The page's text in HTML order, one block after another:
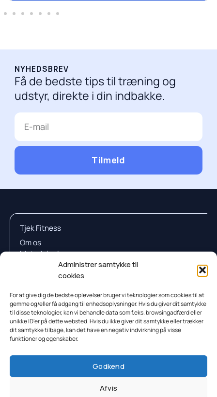
Administrer samtykke til
cookies
For at give dig de bedste oplevelser bruger vi teknologier som cookies til at
gemme og/eller få adgang til enhedsoplysninger. Hvis du giver dit samtykke
til disse teknologier, kan vi behandle data som f.eks. browsingadfærd eller
unikke ID'er på dette websted. Hvis du ikke giver dit samtykke eller trækker
dit samtykke tilbage, kan det have en negativ indvirkning på visse
funktioner og egenskaber.
Godkend
Afvis
NYHEDSBREV
Få de bedste tips til træning og
udstyr, direkte i din indbakke.
E-
mail
Tilmeld
Tjek Fitness
Om os
Metodologi
Sådan Tjener Vi Penge
Testresultateter
Proteinpulver
Proteinbar
Anmeldelser
Videnscenter